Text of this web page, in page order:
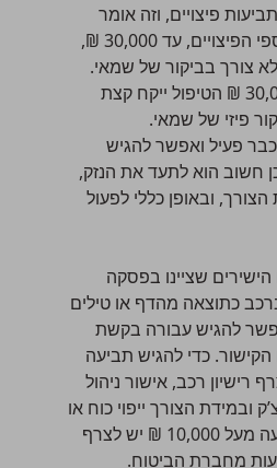
פיצויים, וזה אומר
שאפשר לקבל את כספי הפיצויים, עד 30,000 ₪,
ללא צורך בביקור של שמאי.
אם הנזק עולה על 30,000 ₪ הטיפול ייקח קצת
פיזי של שמאי.
פעיל ואפשרלהגיש
חשוב הוא לתעד את הנזק,
ובאופן כללי לפעול
שציינו בפסקה
כתוצאה מהדף או טילים
להגיש עבורה בקשת
הקישור. כדי להגיש תביעה
רישיון רכב, אישור ניהול
ובמידת הצורך ייפוי כוח או
מסמכי ליסינג. בתביעה מעל 10,000 ₪ יש לצרף
מחברת הביטוח.